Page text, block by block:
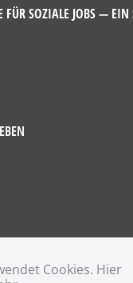
Cookies. Hier
FÜR SOZIALE JOBS — EIN